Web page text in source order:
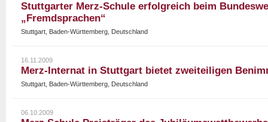
Stuttgarter Merz-Schule erfolgreich beim
„Fremdsprachen“
Stuttgart, Baden-Württemberg, Deutschland
16.11.2009
Merz-Internat in Stuttgart bietet zweiteiligen
Stuttgart, Baden-Württemberg, Deutschland
06.10.2009